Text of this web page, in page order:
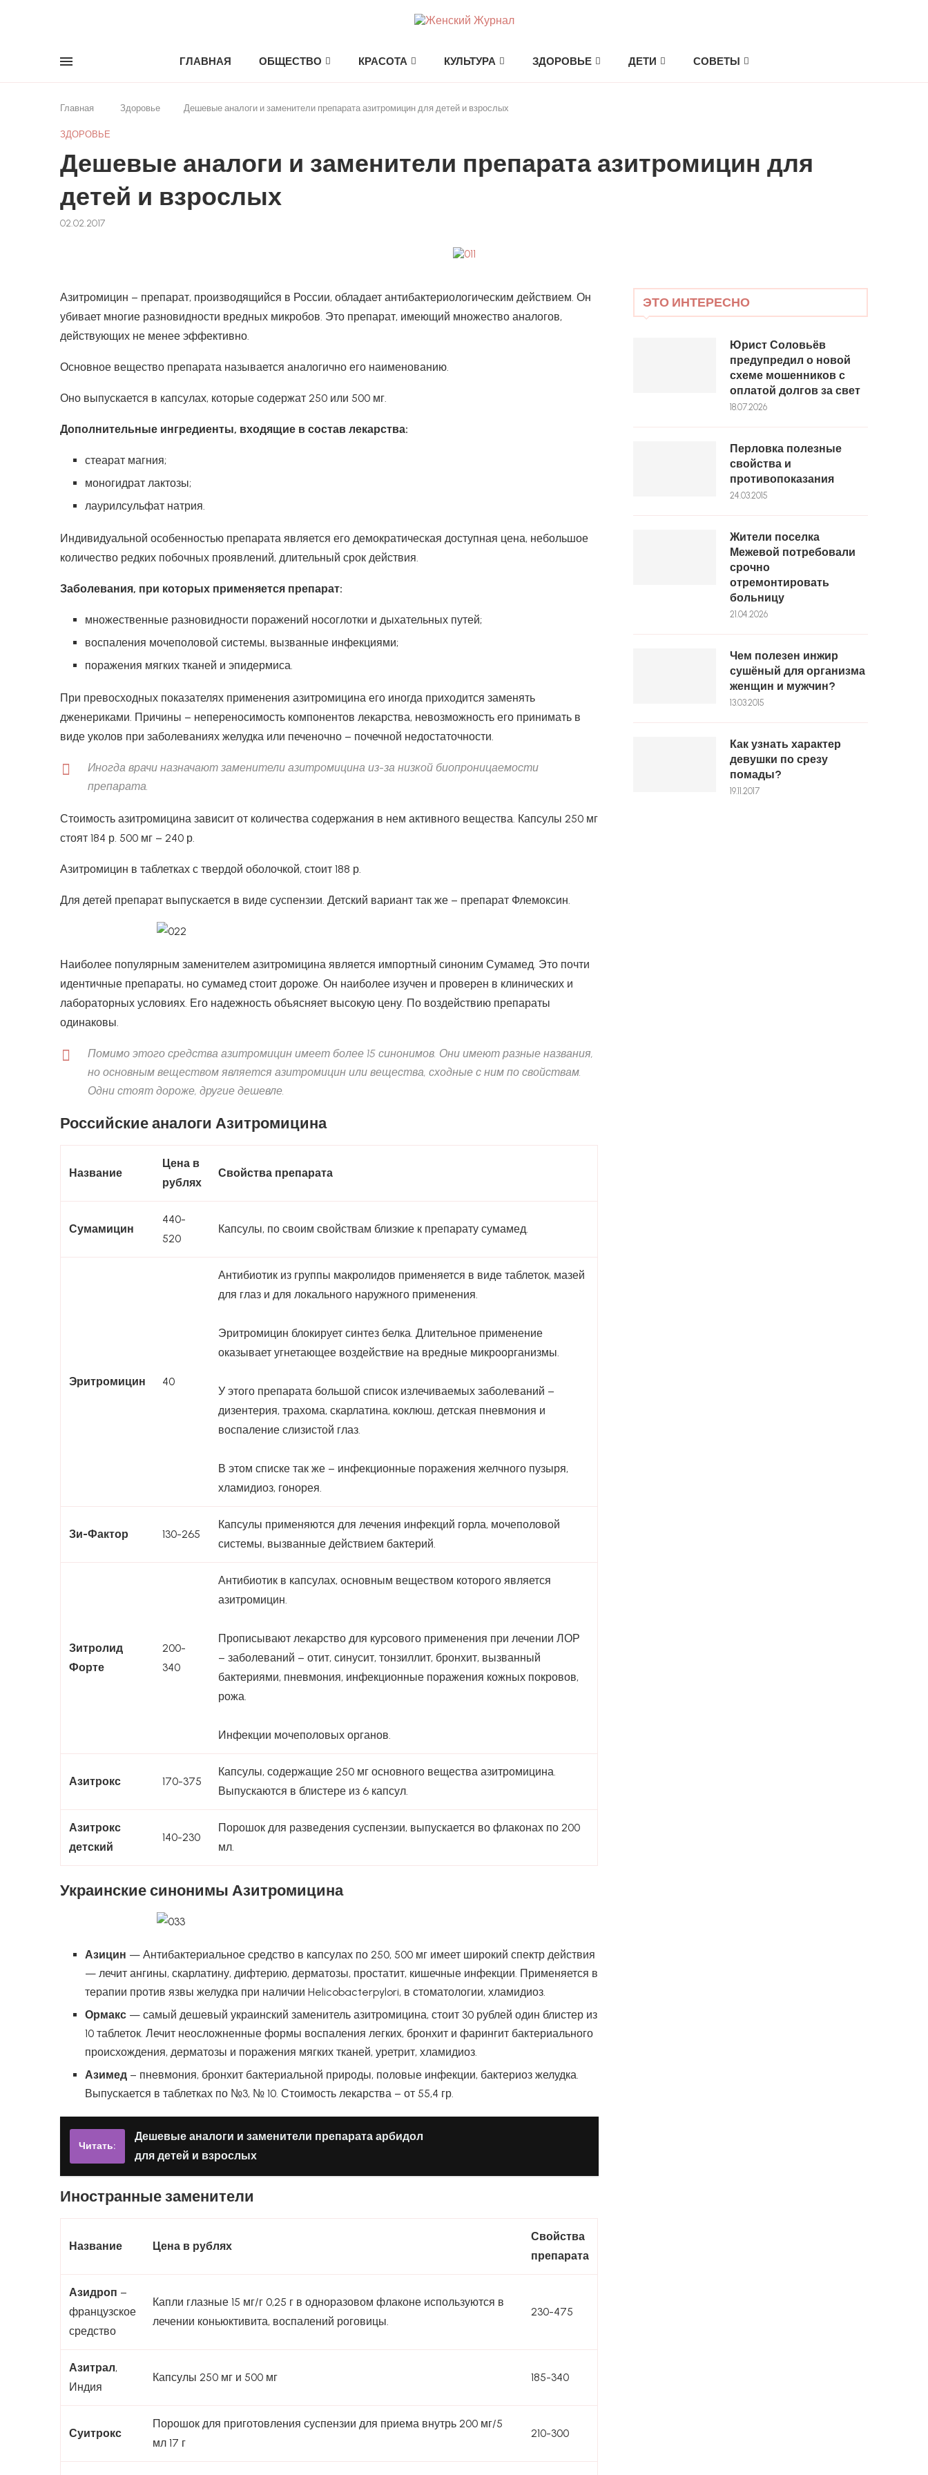
ГЛАВНАЯ ОБЩЕСТВО КРАСОТА КУЛЬТУРА ЗДОРОВЬЕ ДЕТИ СОВЕТЫ
Главная Здоровье Дешевые аналоги и заменители препарата азитромицин для детей и взрослых
ЗДОРОВЬЕ
Дешевые аналоги и заменители препарата азитромицин для
детей и взрослых
02.02.2017
Азитромицин – препарат, производящийся в России, обладает антибактериологическим действием. Он
убивает многие разновидности вредных микробов. Это препарат, имеющий множество аналогов,
действующих не менее эффективно.
Основное вещество препарата называется аналогично его наименованию.
Оно выпускается в капсулах, которые содержат 250 или 500 мг.
Дополнительные ингредиенты, входящие в состав лекарства:
стеарат магния;
моногидрат лактозы;
лаурилсульфат натрия.
Индивидуальной особенностью препарата является его демократическая доступная цена, небольшое
количество редких побочных проявлений, длительный срок действия.
Заболевания, при которых применяется препарат:
множественные разновидности поражений носоглотки и дыхательных путей;
воспаления мочеполовой системы, вызванные инфекциями;
поражения мягких тканей и эпидермиса.
При превосходных показателях применения азитромицина его иногда приходится заменять
дженериками. Причины – непереносимость компонентов лекарства, невозможность его принимать в
виде уколов при заболеваниях желудка или печеночно – почечной недостаточности.
Иногда врачи назначают заменители азитромицина из-за низкой биопроницаемости
препарата.
Стоимость азитромицина зависит от количества содержания в нем активного вещества. Капсулы 250 мг
стоят 184 р. 500 мг – 240 р.
Азитромицин в таблетках с твердой оболочкой, стоит 188 р.
Для детей препарат выпускается в виде суспензии. Детский вариант так же – препарат Флемоксин.
Наиболее популярным заменителем азитромицина является импортный синоним Сумамед. Это почти
идентичные препараты, но сумамед стоит дороже. Он наиболее изучен и проверен в клинических и
лабораторных условиях. Его надежность объясняет высокую цену. По воздействию препараты
одинаковы.
Помимо этого средства азитромицин имеет более 15 синонимов. Они имеют разные названия,
но основным веществом является азитромицин или вещества, сходные с ним по свойствам.
Одни стоят дороже, другие дешевле.
Российские аналоги Азитромицина
Название
Цена в
рублях
Свойства препарата
Сумамицин
440-
520
Капсулы, по своим свойствам близкие к препарату сумамед.
Эритромицин 40
Антибиотик из группы макролидов применяется в виде таблеток, мазей
для глаз и для локального наружного применения.
Эритромицин блокирует синтез белка. Длительное применение
оказывает угнетающее воздействие на вредные микроорганизмы.
У этого препарата большой список излечиваемых заболеваний –
дизентерия, трахома, скарлатина, коклюш, детская пневмония и
воспаление слизистой глаз.
В этом списке так же – инфекционные поражения желчного пузыря,
хламидиоз, гонорея.
Зи-Фактор 130-265
Капсулы применяются для лечения инфекций горла, мочеполовой
системы, вызванные действием бактерий.
Зитролид
Форте
200-
340
Антибиотик в капсулах, основным веществом которого является
азитромицин.
Прописывают лекарство для курсового применения при лечении ЛОР
– заболеваний – отит, синусит, тонзиллит, бронхит, вызванный
бактериями, пневмония, инфекционные поражения кожных покровов,
рожа.
Инфекции мочеполовых органов.
Азитрокс 170-375
Капсулы, содержащие 250 мг основного вещества азитромицина.
Выпускаются в блистере из 6 капсул.
Азитрокс
детский
140-230
Порошок для разведения суспензии, выпускается во флаконах по 200
мл.
Украинские синонимы Азитромицина
Азицин — Антибактериальное средство в капсулах по 250, 500 мг имеет широкий спектр действия
— лечит ангины, скарлатину, дифтерию, дерматозы, простатит, кишечные инфекции. Применяется в
терапии против язвы желудка при наличии Helicobacterpylori, в стоматологии, хламидиоз.
Ормакс — самый дешевый украинский заменитель азитромицина, стоит 30 рублей один блистер из
10 таблеток. Лечит неосложненные формы воспаления легких, бронхит и фарингит бактериального
происхождения, дерматозы и поражения мягких тканей, уретрит, хламидиоз.
Азимед – пневмония, бронхит бактериальной природы, половые инфекции, бактериоз желудка.
Выпускается в таблетках по №3, № 10. Стоимость лекарства – от 55,4 гр.
Читать:
Дешевые аналоги и заменители препарата арбидол
для детей и взрослых
Иностранные заменители
Название Цена в рублях
Свойства
препарата
Азидроп –
французское
средство
Капли глазные 15 мг/г 0,25 г в одноразовом флаконе используются в
лечении коньюктивита, воспалений роговицы.
230-475
Азитрал,
Индия
Капсулы 250 мг и 500 мг 185-340
Суитрокс
Порошок для приготовления суспензии для приема внутрь 200 мг/5
мл 17 г
210-300
ЭТО ИНТЕРЕСНО
Юрист Соловьёв
предупредил о новой
схеме мошенников с
оплатой долгов за свет
18.07.2026
Перловка полезные
свойства и
противопоказания
24.03.2015
Жители поселка
Межевой потребовали
срочно
отремонтировать
больницу
21.04.2026
Чем полезен инжир
сушёный для организма
женщин и мужчин?
13.03.2015
Как узнать характер
девушки по срезу
помады?
19.11.2017